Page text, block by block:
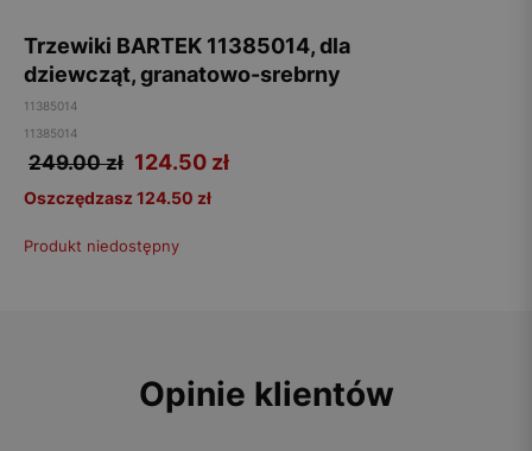
Trzewiki BARTEK 11385014, dla
dziewcząt, granatowo-srebrny
11385014
11385014
249.00 zł 124.50 zł
Oszczędzasz 124.50 zł
Produkt niedostępny
Opinie klientów